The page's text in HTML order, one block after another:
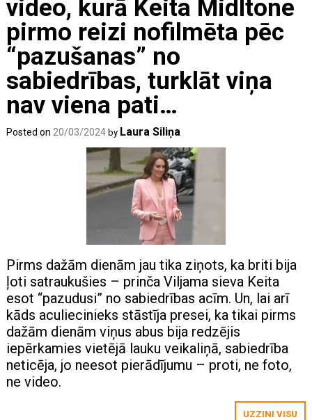
video, kurā Keita Midltone
pirmo reizi nofilmēta pēc
“pazušanas” no
sabiedrības, turklāt viņa
nav viena pati…
Posted on 20/03/2024 by Laura Siliņa
Pirms dažām dienām jau tika ziņots, ka briti bija
ļoti satraukušies – prinča Viljama sieva Keita
esot “pazudusi” no sabiedrības acīm. Un, lai arī
kāds aculiecinieks stāstīja presei, ka tikai pirms
dažām dienām viņus abus bija redzējis
iepērkamies vietējā lauku veikaliņā, sabiedrība
neticēja, jo neesot pierādījumu – proti, ne foto,
ne video.
UZZINI VISU